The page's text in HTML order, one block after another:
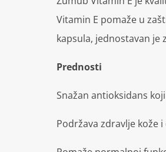
Vitamin E pomaže u
kapsula, jednostavan
Prednosti
Snažan antioksidans
Podržava zdravlje kože